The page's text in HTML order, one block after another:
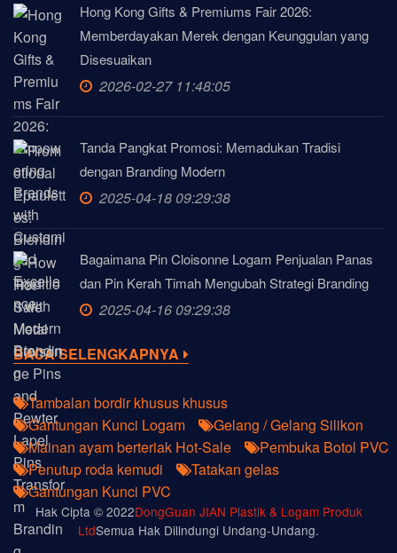
Hong Kong Gifts & Premiums Fair 2026:
Memberdayakan Merek dengan Keunggulan yang
Disesuaikan
2026-02-27 11:48:05
Tanda Pangkat Promosi: Memadukan Tradisi
dengan Branding Modern
2025-04-18 09:29:38
Bagaimana Pin Cloisonne Logam Penjualan Panas
dan Pin Kerah Timah Mengubah Strategi Branding
2025-04-16 09:29:38
BACA SELENGKAPNYA
Tambalan bordir khusus khusus
Gantungan Kunci Logam
Gelang / Gelang Silikon
Mainan ayam berteriak Hot-Sale
Pembuka Botol PVC
Penutup roda kemudi
Tatakan gelas
Gantungan Kunci PVC
Hak Cipta © 2022DongGuan JIAN Plastik & Logam Produk
LtdSemua Hak Dilindungi Undang-Undang.